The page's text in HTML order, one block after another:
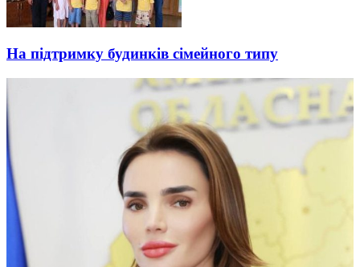
На підтримку будинків сімейного типу